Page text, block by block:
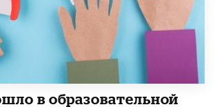
в образовательной